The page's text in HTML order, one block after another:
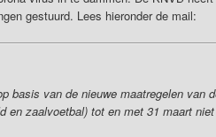
gestuurd. Lees hieronder de mail:
basis van de nieuwe maatregelen van
en zaalvoetbal) tot en met 31 maart